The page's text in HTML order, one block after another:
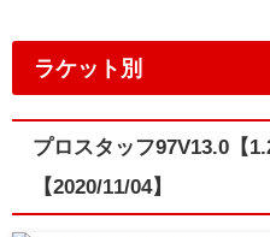
ラケット別
プロスタッフ97V13.0【
【2020/11/04】